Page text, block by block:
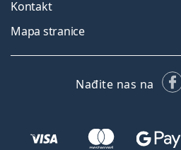
Kontakt
Mapa stranice
Nađite nas na